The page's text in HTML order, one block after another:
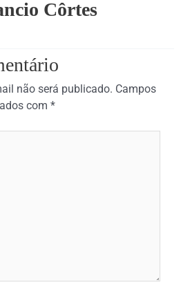
Côrtes
não será publicado. Campos
com *